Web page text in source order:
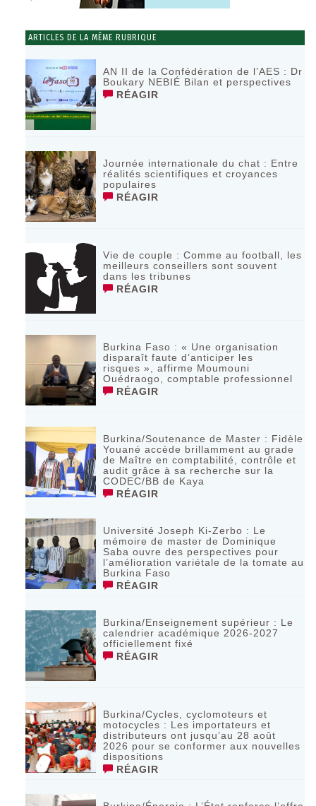
ARTICLES DE LA MÊME RUBRIQUE
AN II de la Confédération de l’AES : Dr
Boukary NEBIÉ Bilan et perspectives
RÉAGIR
Journée internationale du chat : Entre
réalités scientifiques et croyances
populaires
RÉAGIR
Vie de couple : Comme au football, les
meilleurs conseillers sont souvent
dans les tribunes
RÉAGIR
Burkina Faso : « Une organisation
disparaît faute d’anticiper les
risques », affirme Moumouni
Ouédraogo, comptable professionnel
RÉAGIR
Burkina/Soutenance de Master : Fidèle
Youané accède brillamment au grade
de Maître en comptabilité, contrôle et
audit grâce à sa recherche sur la
CODEC/BB de Kaya
RÉAGIR
Université Joseph Ki-Zerbo : Le
mémoire de master de Dominique
Saba ouvre des perspectives pour
l’amélioration variétale de la tomate au
Burkina Faso
RÉAGIR
Burkina/Enseignement supérieur : Le
calendrier académique 2026-2027
officiellement fixé
RÉAGIR
Burkina/Cycles, cyclomoteurs et
motocycles : Les importateurs et
distributeurs ont jusqu’au 28 août
2026 pour se conformer aux nouvelles
dispositions
RÉAGIR